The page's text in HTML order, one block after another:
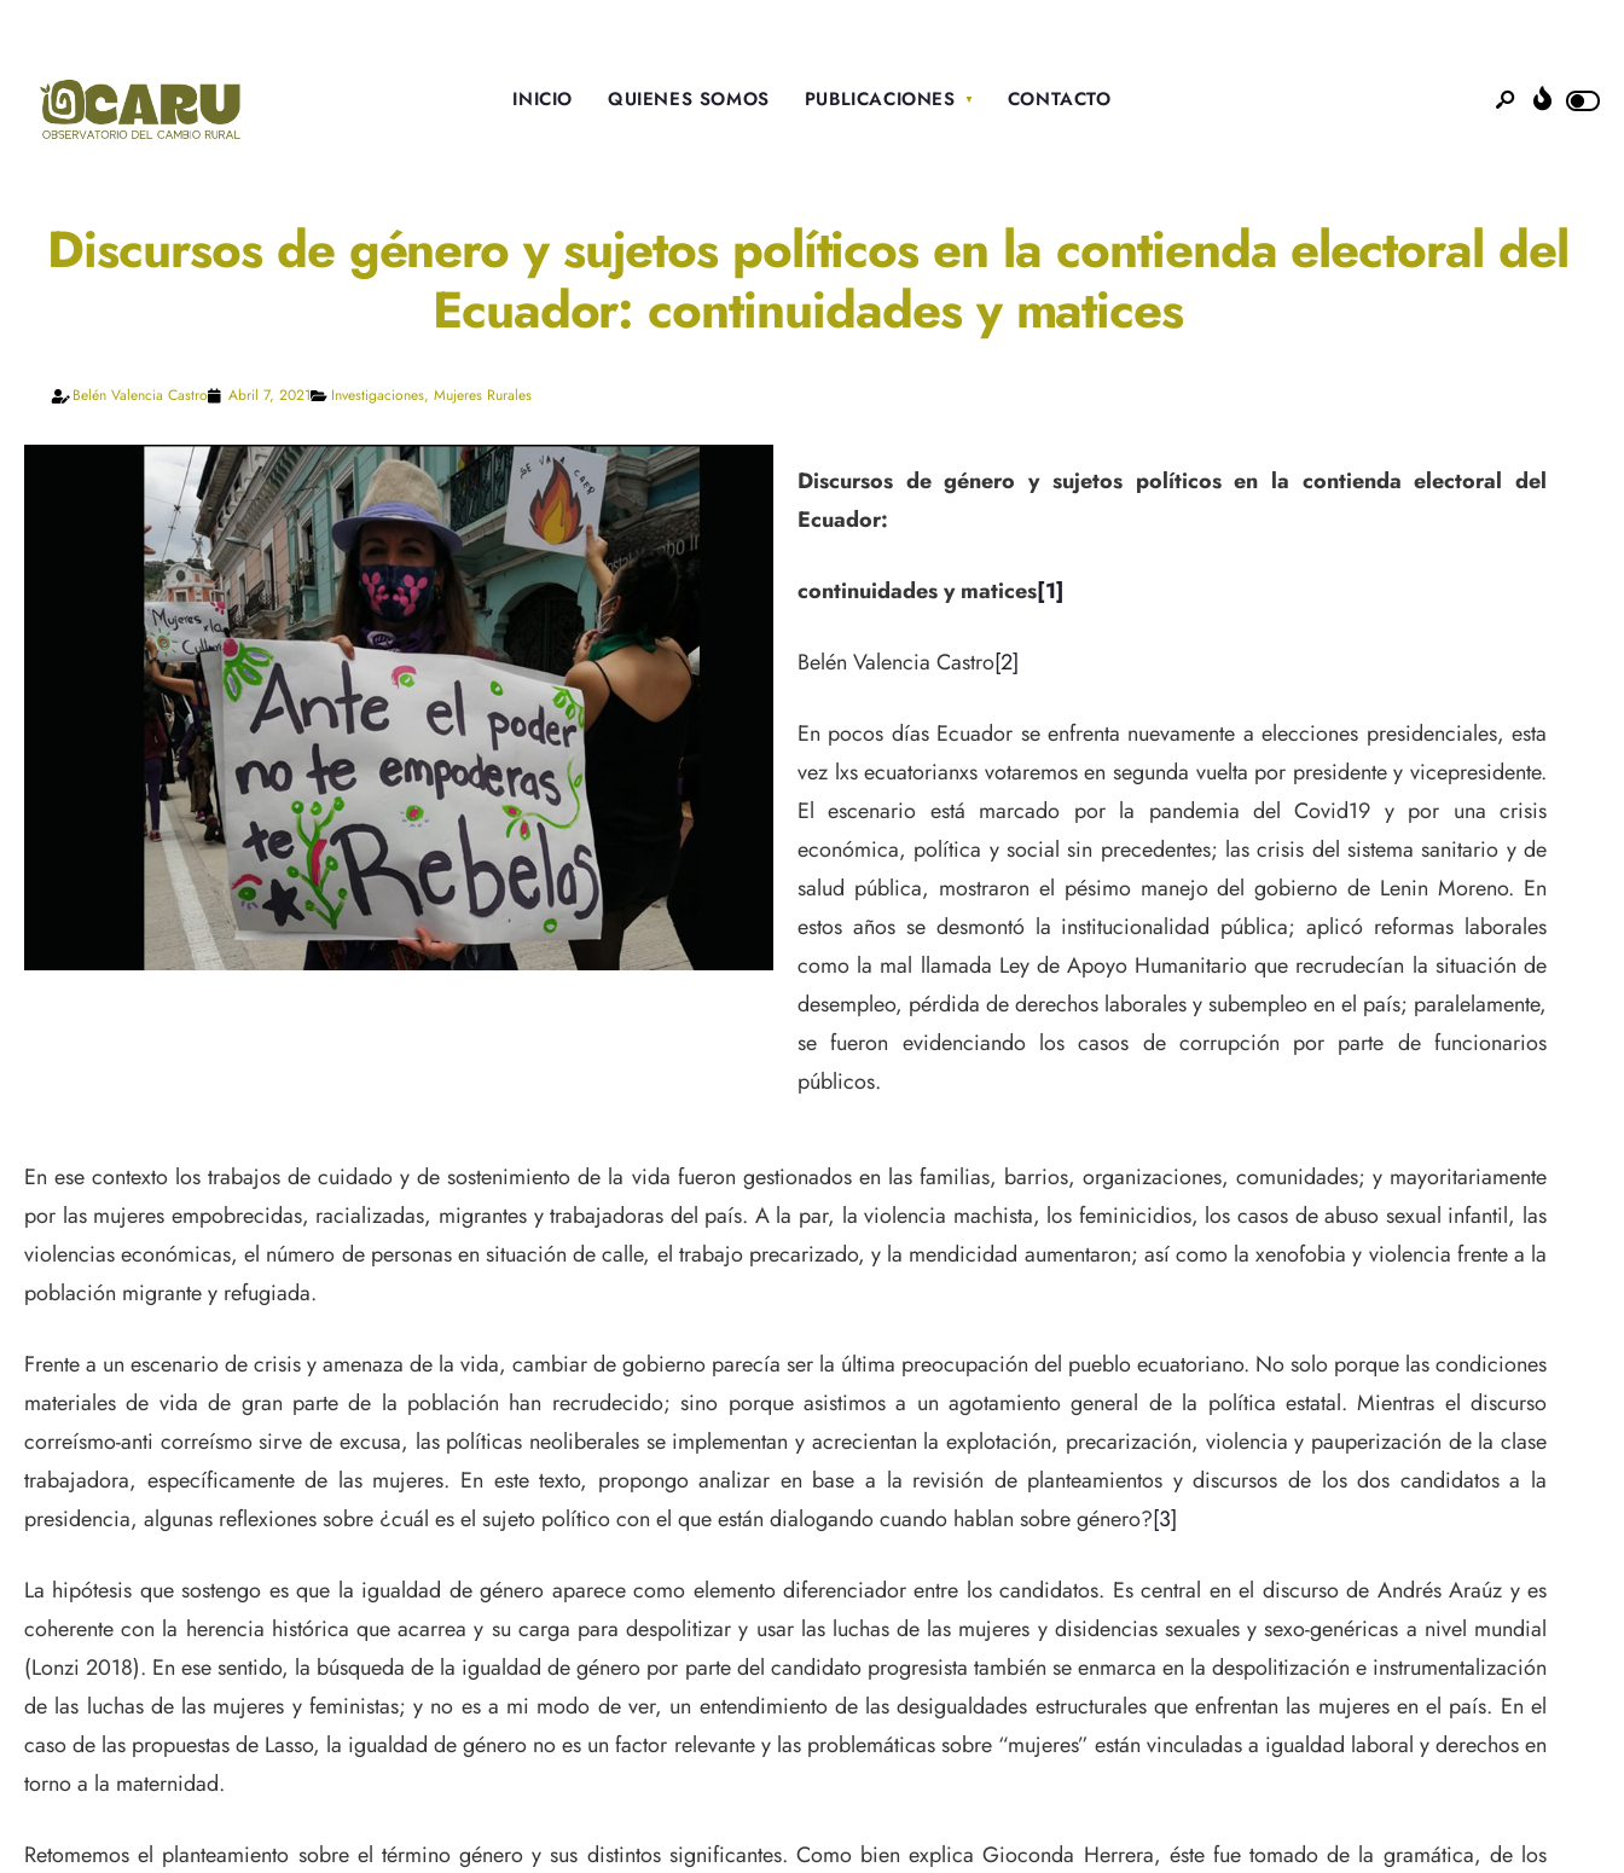
INICIO QUIENES SOMOS PUBLICACIONES CONTACTO
Discursos de género y sujetos políticos en la contienda electoral del
Ecuador: continuidades y matices
Belén Valencia Castro Abril 7, 2021 Investigaciones, Mujeres Rurales
Discursos de género y sujetos políticos en la contienda electoral del
Ecuador:
continuidades y matices[1]
Belén Valencia Castro[2]
En pocos días Ecuador se enfrenta nuevamente a elecciones presidenciales, esta
vez lxs ecuatorianxs votaremos en segunda vuelta por presidente y vicepresidente.
El escenario está marcado por la pandemia del Covid19 y por una crisis
económica, política y social sin precedentes; las crisis del sistema sanitario y de
salud pública, mostraron el pésimo manejo del gobierno de Lenin Moreno. En
estos años se desmontó la institucionalidad pública; aplicó reformas laborales
como la mal llamada Ley de Apoyo Humanitario que recrudecían la situación de
desempleo, pérdida de derechos laborales y subempleo en el país; paralelamente,
se fueron evidenciando los casos de corrupción por parte de funcionarios
públicos.
En ese contexto los trabajos de cuidado y de sostenimiento de la vida fueron gestionados en las familias, barrios, organizaciones, comunidades; y mayoritariamente
por las mujeres empobrecidas, racializadas, migrantes y trabajadoras del país. A la par, la violencia machista, los feminicidios, los casos de abuso sexual infantil, las
violencias económicas, el número de personas en situación de calle, el trabajo precarizado, y la mendicidad aumentaron; así como la xenofobia y violencia frente a la
población migrante y refugiada.
Frente a un escenario de crisis y amenaza de la vida, cambiar de gobierno parecía ser la última preocupación del pueblo ecuatoriano. No solo porque las condiciones
materiales de vida de gran parte de la población han recrudecido; sino porque asistimos a un agotamiento general de la política estatal. Mientras el discurso
correísmo-anti correísmo sirve de excusa, las políticas neoliberales se implementan y acrecientan la explotación, precarización, violencia y pauperización de la clase
trabajadora, específicamente de las mujeres. En este texto, propongo analizar en base a la revisión de planteamientos y discursos de los dos candidatos a la
presidencia, algunas reflexiones sobre ¿cuál es el sujeto político con el que están dialogando cuando hablan sobre género?[3]
La hipótesis que sostengo es que la igualdad de género aparece como elemento diferenciador entre los candidatos. Es central en el discurso de Andrés Araúz y es
coherente con la herencia histórica que acarrea y su carga para despolitizar y usar las luchas de las mujeres y disidencias sexuales y sexo-genéricas a nivel mundial
(Lonzi 2018). En ese sentido, la búsqueda de la igualdad de género por parte del candidato progresista también se enmarca en la despolitización e instrumentalización
de las luchas de las mujeres y feministas; y no es a mi modo de ver, un entendimiento de las desigualdades estructurales que enfrentan las mujeres en el país. En el
caso de las propuestas de Lasso, la igualdad de género no es un factor relevante y las problemáticas sobre “mujeres” están vinculadas a igualdad laboral y derechos en
torno a la maternidad.
Retomemos el planteamiento sobre el término género y sus distintos significantes. Como bien explica Gioconda Herrera, éste fue tomado de la gramática, de los